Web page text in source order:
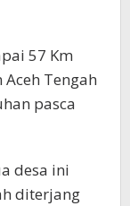
57 Km
Tengah
pasca
desa ini
diterjang